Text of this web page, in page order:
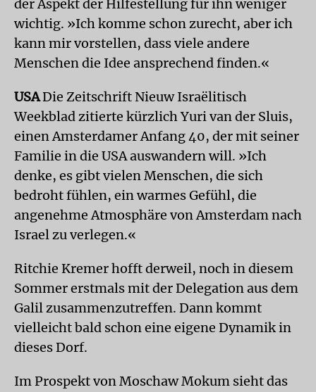
der Aspekt der Hilfestellung für ihn weniger
wichtig. »Ich komme schon zurecht, aber ich
kann mir vorstellen, dass viele andere
Menschen die Idee ansprechend finden.«
USADie Zeitschrift Nieuw Israëlitisch
Weekblad zitierte kürzlich Yuri van der Sluis,
einen Amsterdamer Anfang 40, der mit seiner
Familie in die USA auswandern will. »Ich
denke, es gibt vielen Menschen, die sich
bedroht fühlen, ein warmes Gefühl, die
angenehme Atmosphäre von Amsterdam nach
Israel zu verlegen.«
Ritchie Kremer hofft derweil, noch in diesem
Sommer erstmals mit der Delegation aus dem
Galil zusammenzutreffen. Dann kommt
vielleicht bald schon eine eigene Dynamik in
dieses Dorf.
Im Prospekt von Moschaw Mokum sieht das